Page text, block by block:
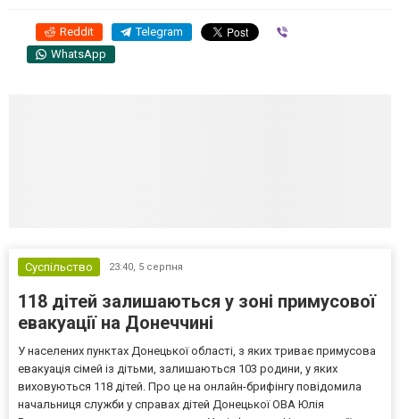
Reddit Telegram
WhatsApp
Суспільство 23:40, 5 серпня
118 дітей залишаються у зоні примусової
евакуації на Донеччині
У населених пунктах Донецької області, з яких триває примусова
евакуація сімей із дітьми, залишаються 103 родини, у яких
виховуються 118 дітей. Про це на онлайн-брифінгу повідомила
начальниця служби у справах дітей Донецької ОВА Юлія